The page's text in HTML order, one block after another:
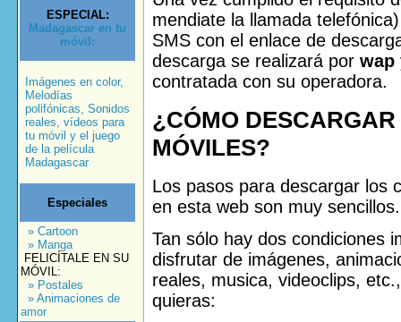
ESPECIAL:
Madagascar en tu
móvil:
Imágenes en color,
Melodías
polifónicas, Sonidos
reales, vídeos para
tu móvil y el juego
de la película
Madagascar
Especiales
» Cartoon
» Manga
FELICÍTALE EN SU
MÓVIL:
» Postales
» Animaciones de
amor
mendiate la llamada
SMS con el enlace de
descarga se realizará por wap
contratada con su operadora.
¿CÓMO
MÓVILES?
Los pasos para descargar los
en esta web son muy sencillos.
Tan sólo hay dos condiciones
disfrutar de imágenes,
reales, musica, videoclips,
quieras: